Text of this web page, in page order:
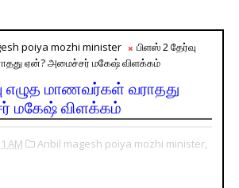
poiya mozhi minister
பிளஸ் 2 தேர்வு
ஏன்? அமைச்சர் மகேஷ் விளக்கம்
எழுத மாணவர்கள் வராதது
மகேஷ் விளக்கம்
AM Anbil magesh poiya mozhi minister,